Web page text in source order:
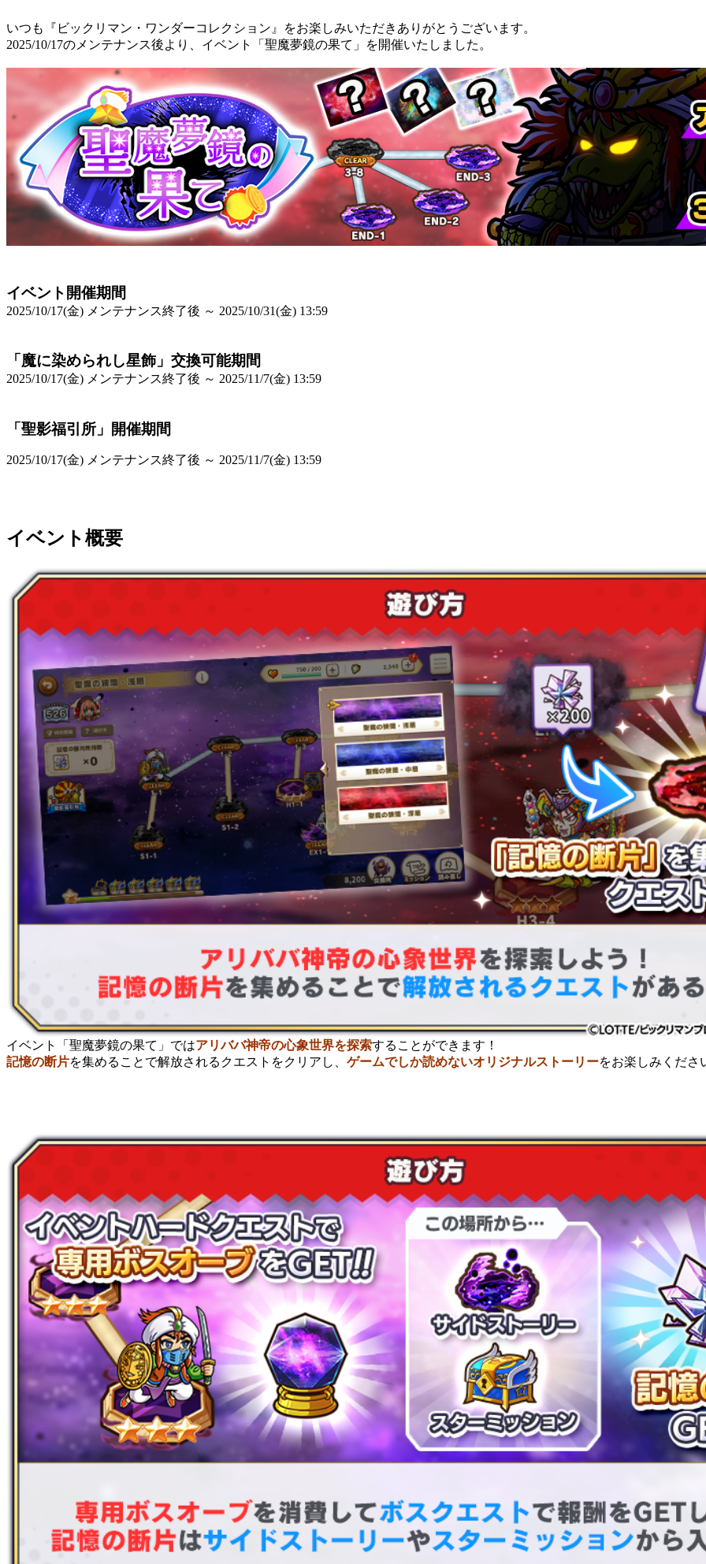
いつも『ビックリマン・ワンダーコレクション』をお楽しみいただきありがとうございます。
2025/10/17のメンテナンス後より、イベント「聖魔夢鏡の果て」を開催いたしました。
イベント開催期間
2025/10/17(金) メンテナンス終了後 ～ 2025/10/31(金) 13:59
「魔に染められし星飾」交換可能期間
2025/10/17(金) メンテナンス終了後 ～ 2025/11/7(金) 13:59
「聖影福引所」開催期間
2025/10/17(金) メンテナンス終了後 ～ 2025/11/7(金) 13:59
イベント概要
イベント「聖魔夢鏡の果て」ではアリババ神帝の心象世界を探索することができます！
記憶の断片を集めることで解放されるクエストをクリアし、 ゲームでしか読めないオリジナルストーリーをお楽しみくださ